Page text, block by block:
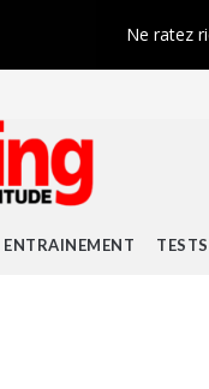
ENTRAINEMENT TESTS
Ne ratez